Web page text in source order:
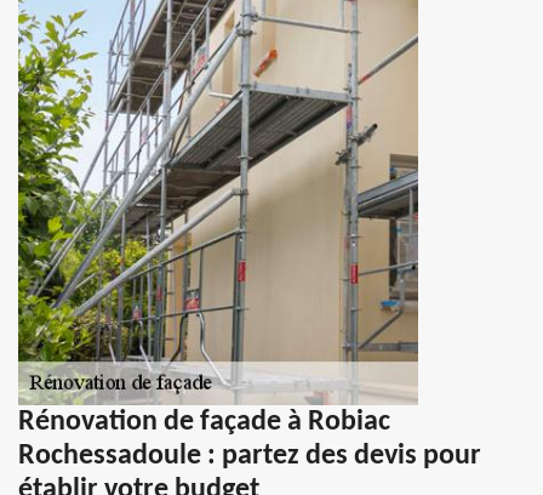
Rénovation de façade à Robiac
Rochessadoule : partez des devis pour